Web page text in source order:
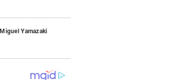
Miguel Yamazaki